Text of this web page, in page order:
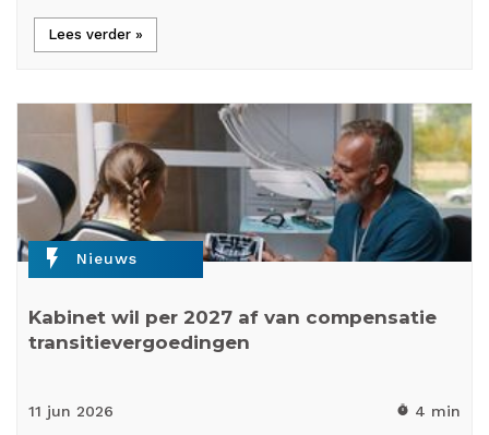
Lees verder »
flash_on Nieuws
Kabinet wil per 2027 af van compensatie
transitievergoedingen
11 jun 2026 timer 4 min